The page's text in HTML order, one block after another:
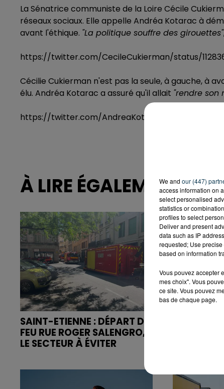
La Sénatrice communiste de la Loire Cécile
réseaux sociaux. Elle appelle Andréa Kotarac à
avant l'éthique. "La politique souffre des girouettes"
https://twitter.com/CecileCukierman/status/
Cécilie Cukierman n'est pas la seule, à gauche, à
élu. Andréa Kotarac a assuré qu'il allait "rendre son
https://twitter.com/AndreaKotarac/status/
À LIRE ÉGALEMENT
SAINT-ETIENNE : DÉPART DE
FEU RUE ROGER SALENGRO,
LE SECTEUR À ÉVITER
ASSE :
COMMUN
LE
We and our (447)
access information on
select personalised
statistics or
profiles to select
Deliver and present
data such as IP
requested; Use
based on information
Vous pouvez accepter
mes choix". Vous
ce site. Vous pouvez
bas de chaque page.